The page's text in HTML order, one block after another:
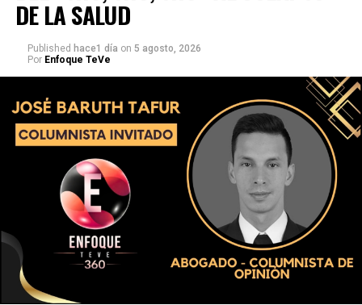
DE LA SALUD
Published hace1 día on 5 agosto, 2026
Por Enfoque TeVe